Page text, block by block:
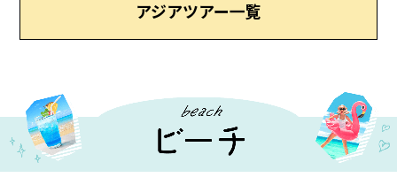
アジアツアー一覧